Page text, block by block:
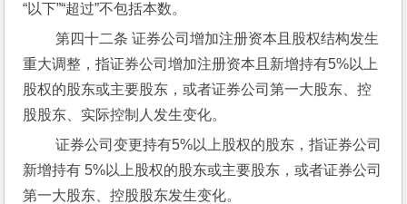
“以下”“超过”不包括本数。
第四十二条 证券公司增加注册资本且股权结构发生
重大调整，指证券公司增加注册资本且新增持有5%以上
股权的股东或主要股东，或者证券公司第一大股东、控
股股东、实际控制人发生变化。
证券公司变更持有5%以上股权的股东，指证券公司
新增持有 5%以上股权的股东或主要股东，或者证券公司
第一大股东、控股股东发生变化。